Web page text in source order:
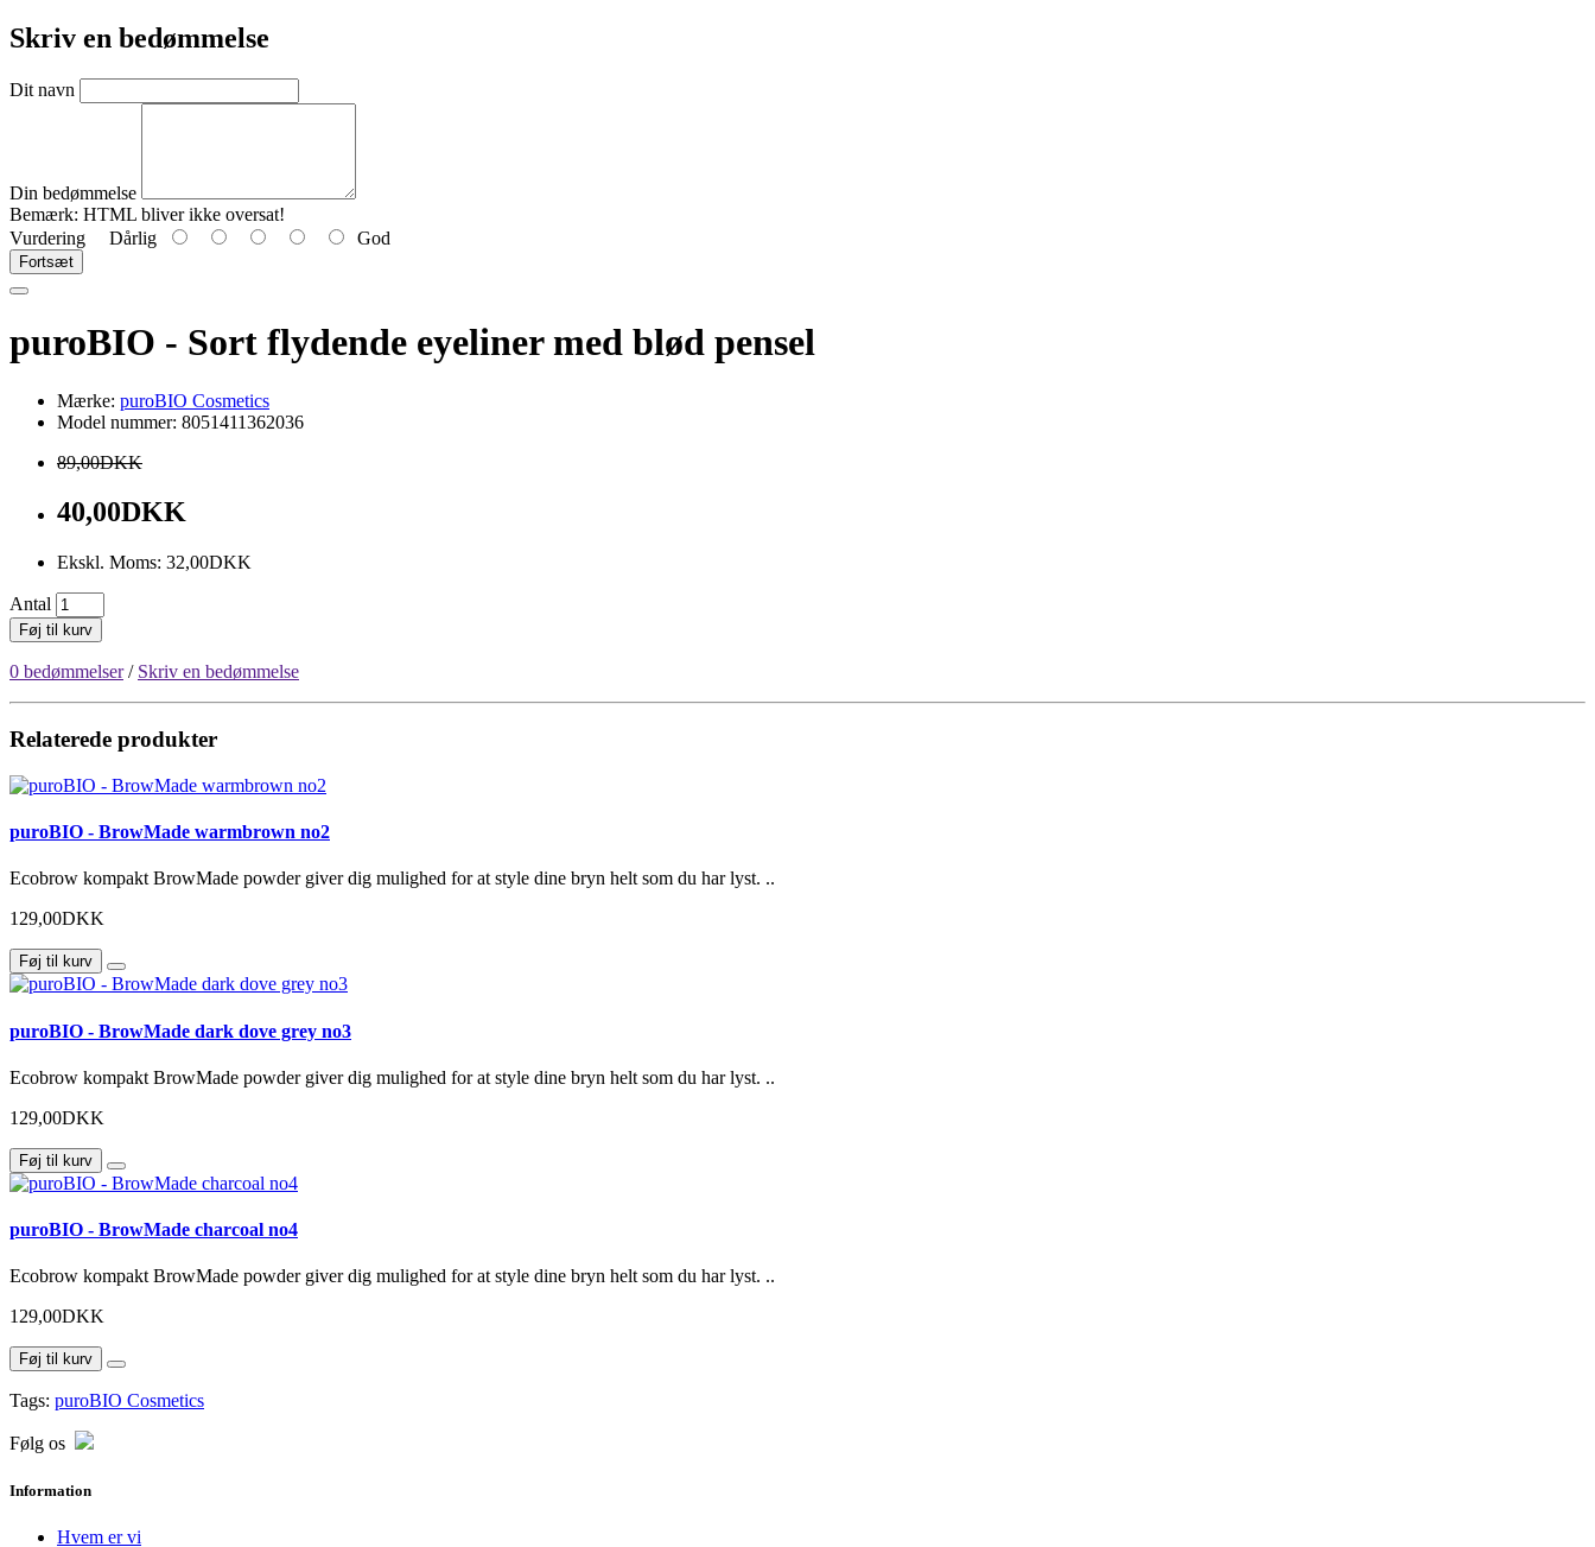
Skriv en bedømmelse
Dit navn
Din bedømmelse
Bemærk: HTML bliver ikke oversat!
Vurdering Dårlig God
Fortsæt
puroBIO - Sort flydende eyeliner med blød pensel
Mærke: puroBIO Cosmetics
Model nummer: 8051411362036
89,00DKK
40,00DKK
Ekskl. Moms: 32,00DKK
Antal
Føj til kurv
0 bedømmelser/ Skriv en bedømmelse
Relaterede produkter
puroBIO - BrowMade warmbrown no2
Ecobrow kompakt BrowMade powder giver dig mulighed for at style dine bryn helt som du har lyst. ..
129,00DKK
Føj til kurv
puroBIO - BrowMade dark dove grey no3
Ecobrow kompakt BrowMade powder giver dig mulighed for at style dine bryn helt som du har lyst. ..
129,00DKK
Føj til kurv
puroBIO - BrowMade charcoal no4
Ecobrow kompakt BrowMade powder giver dig mulighed for at style dine bryn helt som du har lyst. ..
129,00DKK
Føj til kurv
Tags: puroBIO Cosmetics
Følg os
Information
Hvem er vi